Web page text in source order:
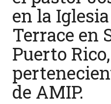
en la
Terrace en
Puerto Rico,
de AMIP.